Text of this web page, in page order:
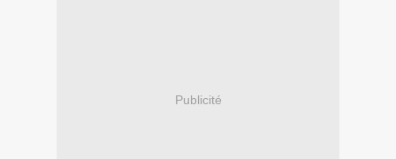
Publicité